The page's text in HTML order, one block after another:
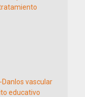
vascular
educativo